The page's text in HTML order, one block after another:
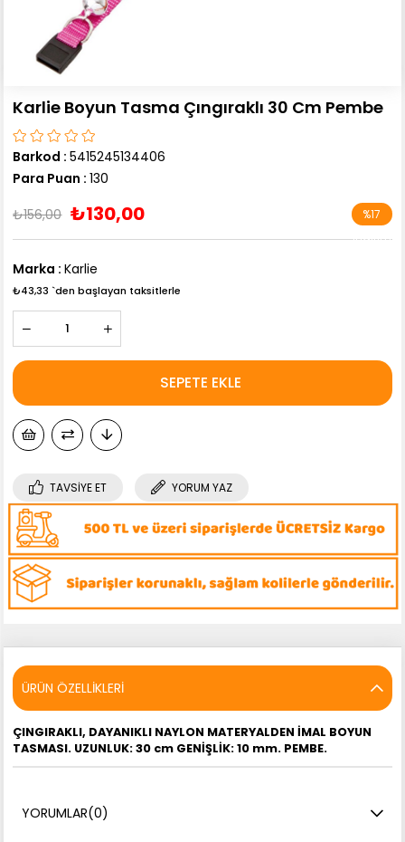
Karlie Boyun Tasma Çıngıraklı 30 Cm Pembe
Barkod : 5415245134406
Para Puan : 130
₺156,00 ₺130,00 %17
İndirim
Marka : Karlie
₺43,33 `den başlayan taksitlerle
TAVSIYE ET YORUM YAZ
ÜRÜN ÖZELLIKLERI
ÇINGIRAKLI, DAYANIKLI NAYLON MATERYALDEN İMAL BOYUN
TASMASI. UZUNLUK: 30 cm GENİŞLİK: 10 mm. PEMBE.
YORUMLAR(0)